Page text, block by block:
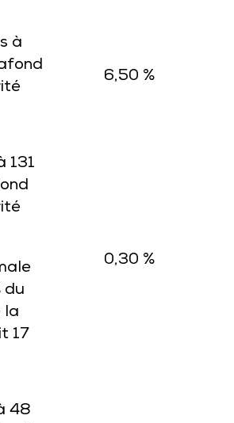
à
6,50 %
131
du
la
17
0,30 %
48